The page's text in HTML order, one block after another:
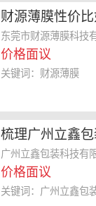
财源薄膜性价
工艺和耐水性之
东莞市财源薄膜科技
价格面议
关键词：财源薄膜
梳理广州立鑫
质量，为你的采
广州立鑫包装科技有
价格面议
关键词：广州立鑫包